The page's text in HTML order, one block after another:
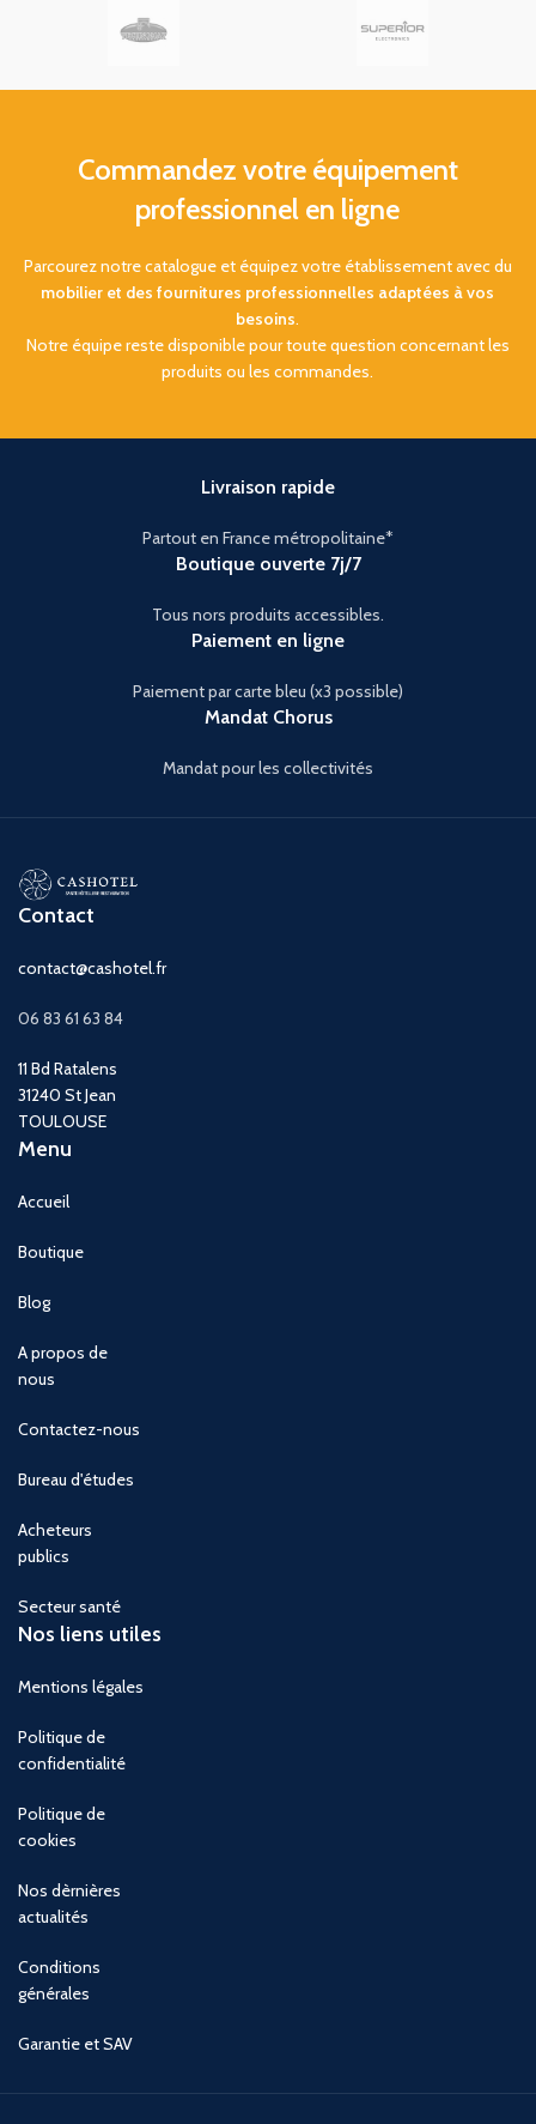
Commandez votre équipement
professionnel en ligne
Parcourez notre catalogue et équipez votre établissement avec du
mobilier et des fournitures professionnelles adaptées à vos
besoins.
Notre équipe reste disponible pour toute question concernant les
produits ou les commandes.
Livraison rapide
Partout en France métropolitaine*
Boutique ouverte 7j/7
Tous nors produits accessibles.
Paiement en ligne
Paiement par carte bleu (x3 possible)
Mandat Chorus
Mandat pour les collectivités
Contact
contact@cashotel.fr
06 83 61 63 84
11 Bd Ratalens
31240 St Jean
TOULOUSE
Menu
Accueil
Boutique
Blog
A propos de
nous
Contactez-nous
Bureau d'études
Acheteurs
publics
Secteur santé
Nos liens utiles
Mentions légales
Politique de
confidentialité
Politique de
cookies
Nos dèrnières
actualités
Conditions
générales
Garantie et SAV